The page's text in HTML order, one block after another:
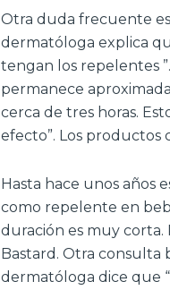
Otra duda frecuente
dermatóloga explica
tengan los repelentes
permanece
cerca de tres horas.
efecto”. Los productos
Hasta hace unos años
como repelente en
duración es muy corta.
Bastard. Otra consulta
dermatóloga dice que